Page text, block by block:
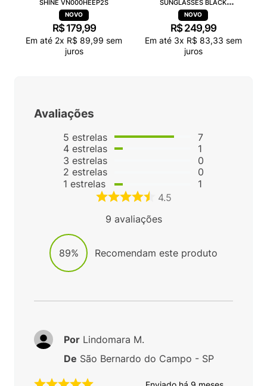
SHINE VN000HEEP2S
R$ 179,99
Em até 2x R$ 89,99 sem
juros
SUNGLASSES BLACK
VN000T0CBLK
R$ 249,99
Em até 3x R$ 83,33 sem
juros
Avaliações
5 estrelas
4 estrelas
3 estrelas
2 estrelas
1 estrelas
7
1
0
0
1
4.5
9 avaliações
89% Recomendam este produto
Por Lindomara M.
De São Bernardo do Campo - SP